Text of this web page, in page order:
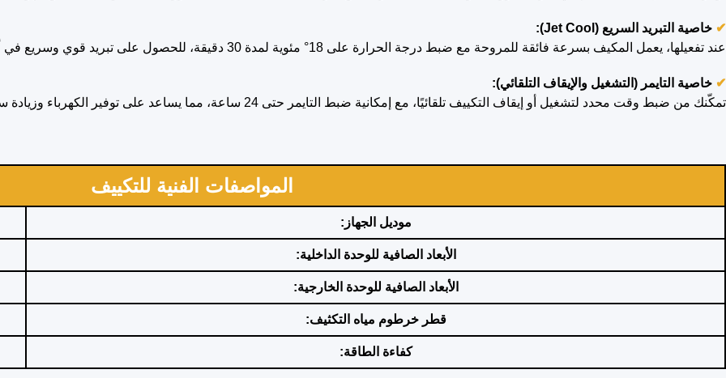
✔ خاصية التبريد السريع (Jet Cool):
عند تفعيلها، يعمل المكيف بسرعة فائقة للمروحة مع ضبط درجة الحرارة على 18° مئوية لمدة 30 دقيقة، للحصول على تبريد قوي وسريع في أقل وقت ممكن.
✔ خاصية التايمر (التشغيل والإيقاف التلقائي):
تمكّنك من ضبط وقت محدد لتشغيل أو إيقاف التكييف تلقائيًا، مع إمكانية ضبط التايمر حتى 24 ساعة، مما يساعد على توفير الكهرباء وزيادة سهولة الاستخدام.
المواصفات الفنية للتكييف
موديل الجهاز:
الأبعاد الصافية للوحدة الداخلية:
الأبعاد الصافية للوحدة الخارجية:
قطر خرطوم مياه التكثيف:
كفاءة الطاقة: